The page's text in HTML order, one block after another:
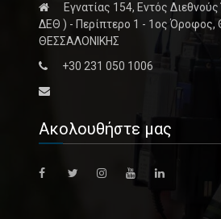
Εγνατίας 154, Εντός
ΔΕΘ ) - Περίπτερο 1 - 1ος Όροφος,
ΘΕΣΣΑΛΟΝΙΚΗΣ
+30 231 050 1006
Ακολουθήστε μας